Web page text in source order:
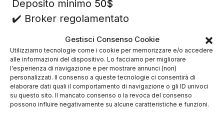
Gestisci Consenso Cookie
Utilizziamo tecnologie come i cookie per memorizzare e/o accedere
alle informazioni del dispositivo. Lo facciamo per migliorare
l'esperienza di navigazione e per mostrare annunci (non)
personalizzati. Il consenso a queste tecnologie ci consentirà di
elaborare dati quali il comportamento di navigazione o gli ID univoci
su questo sito. Il mancato consenso o la revoca del consenso
possono influire negativamente su alcune caratteristiche e funzioni.
Deposito minimo 50$
✔️ Broker regolamentato